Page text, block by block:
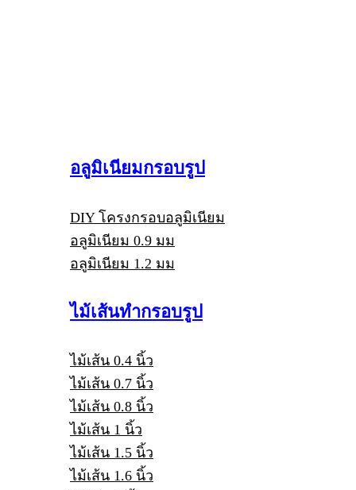
อลูมิเนียมกรอบรูป
DIY โครงกรอบอลูมิเนียม
อลูมิเนียม 0.9 มม
อลูมิเนียม 1.2 มม
ไม้เส้นทำกรอบรูป
ไม้เส้น 0.4 นิ้ว
ไม้เส้น 0.7 นิ้ว
ไม้เส้น 0.8 นิ้ว
ไม้เส้น 1 นิ้ว
ไม้เส้น 1.5 นิ้ว
ไม้เส้น 1.6 นิ้ว